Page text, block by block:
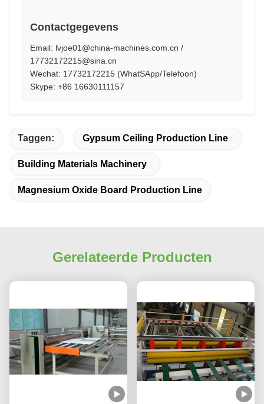
Contactgegevens
Email: lvjoe01@china-machines.com.cn /
17732172215@sina.cn
Wechat: 17732172215 (WhatSApp/Telefoon)
Skype: +86 16630111157
Taggen: Gypsum Ceiling Production Line
Building Materials Machinery
Magnesium Oxide Board Production Line
Gerelateerde Producten